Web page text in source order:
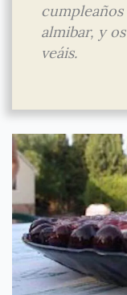
almibar, y
veáis.